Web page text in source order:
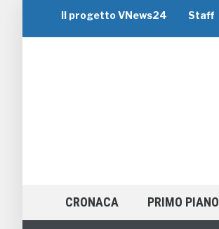
Il progetto VNews24 Staff
CRONACA PRIMO PIANO